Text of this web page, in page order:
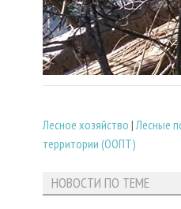
Лесное хозяйство | Лесные
территории (ООПТ)
НОВОСТИ ПО ТЕМЕ